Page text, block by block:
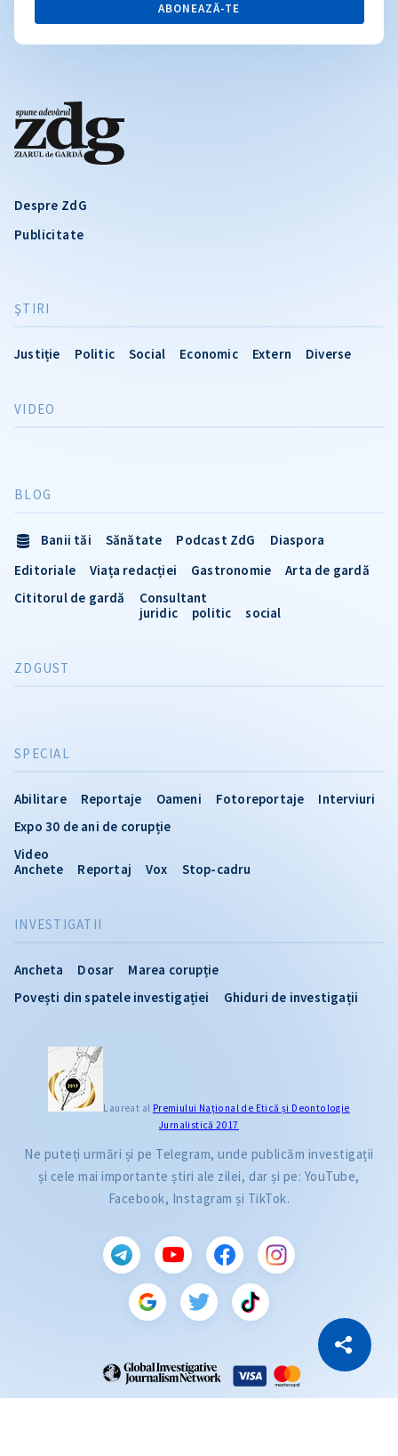
Copiază Link
Despre ZdG
Publicitate
ŞTIRI
Justiție Politic Social Economic Extern Diverse
INVESTIGATII
Ancheta Dosar
Marea corupție
Povești din spatele investigației
Ghiduri de investigații
VIDEO
SPECIAL
Abilitare Reportaje Oameni Fotoreportaje
Interviuri
Expo 30 de ani de corupție
Video
Anchete
Reportaj Vox Stop-cadru
BLOG
Banii tăi Sănătate Podcast ZdG
Diaspora
Editoriale
Viața redacției Gastronomie
Arta de gardă
Cititorul de gardă
Consultant
juridic
politic social
ZDGUST
ABONEAZĂ-TE
Laureat al Premiului Naţional de Etică și Deontologie
Jurnalistică 2017
Ne puteți urmări și pe Telegram, unde publicăm investigații
și cele mai importante știri ale zilei, dar și pe: YouTube,
Facebook, Instagram și TikTok.